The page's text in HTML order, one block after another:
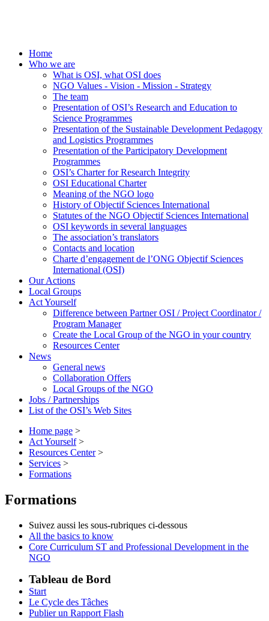
Home
Who we are
What is OSI, what OSI does
NGO Values - Vision - Mission - Strategy
The team
Presentation of OSI’s Research and Education to
Science Programmes
Presentation of the Sustainable Development Pedagogy
and Logistics Programmes
Presentation of the Participatory Development
Programmes
OSI’s Charter for Research Integrity
OSI Educational Charter
Meaning of the NGO logo
History of Objectif Sciences International
Statutes of the NGO Objectif Sciences International
OSI keywords in several languages
The association’s translators
Contacts and location
Charte d’engagement de l’ONG Objectif Sciences
International (OSI)
Our Actions
Local Groups
Act Yourself
Difference between Partner OSI / Project Coordinator /
Program Manager
Create the Local Group of the NGO in your country
Resources Center
News
General news
Collaboration Offers
Local Groups of the NGO
Jobs / Partnerships
List of the OSI’s Web Sites
Home page >
Act Yourself >
Resources Center >
Services >
Formations
Formations
Suivez aussi les sous-rubriques ci-dessous
All the basics to know
Core Curriculum ST and Professional Development in the
NGO
Tableau de Bord
Start
Le Cycle des Tâches
Publier un Rapport Flash